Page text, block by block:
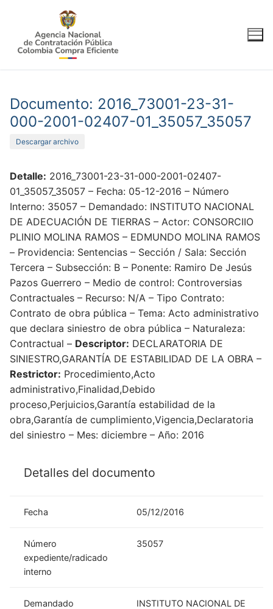
contenido
Documento: 2016_73001-23-31-
000-2001-02407-01_35057_35057
Descargar archivo
Detalle: 2016_73001-23-31-000-2001-02407-
01_35057_35057 – Fecha: 05-12-2016 – Número
Interno: 35057 – Demandado: INSTITUTO NACIONAL
DE ADECUACIÓN DE TIERRAS – Actor: CONSORCIIO
PLINIO MOLINA RAMOS – EDMUNDO MOLINA RAMOS
– Providencia: Sentencias – Sección / Sala: Sección
Tercera – Subsección: B – Ponente: Ramiro De Jesús
Pazos Guerrero – Medio de control: Controversias
Contractuales – Recurso: N/A – Tipo Contrato:
Contrato de obra pública – Tema: Acto administrativo
que declara siniestro de obra pública – Naturaleza:
Contractual – Descriptor: DECLARATORIA DE
SINIESTRO,GARANTÍA DE ESTABILIDAD DE LA OBRA –
Restrictor: Procedimiento,Acto
administrativo,Finalidad,Debido
proceso,Perjuicios,Garantía estabilidad de la
obra,Garantía de cumplimiento,Vigencia,Declaratoria
del siniestro – Mes: diciembre – Año: 2016
Detalles del documento
Fecha 05/12/2016
Número
expediente/radicado
interno
35057
Demandado
INSTITUTO NACIONAL DE